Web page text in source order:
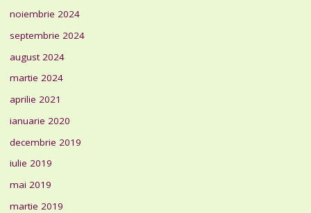
noiembrie 2024
septembrie 2024
august 2024
martie 2024
aprilie 2021
ianuarie 2020
decembrie 2019
iulie 2019
mai 2019
martie 2019